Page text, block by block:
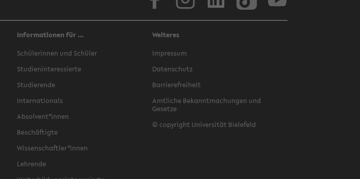
Informationen für ...
Schülerinnen und Schüler
Studieninteressierte
Studierende
Internationals
Absolvent*innen
Beschäftigte
Wissenschaftler*innen
Lehrende
Weiteres
Impressum
Datenschutz
Barrierefreiheit
Amtliche Bekanntmachungen und
Gesetze
© copyright Universität Bielefeld